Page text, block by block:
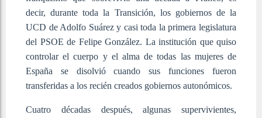
decir, durante toda la Transición, los gobiernos de la
UCD de Adolfo Suárez y casi toda la primera legislatura
del PSOE de Felipe González. La institución que quiso
controlar el cuerpo y el alma de todas las mujeres de
España se disolvió cuando sus funciones fueron
transferidas a los recién creados gobiernos autonómicos.
Cuatro décadas después, algunas supervivientes,